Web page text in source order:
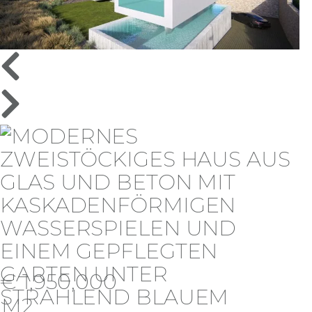
€ 1,950,000
M2